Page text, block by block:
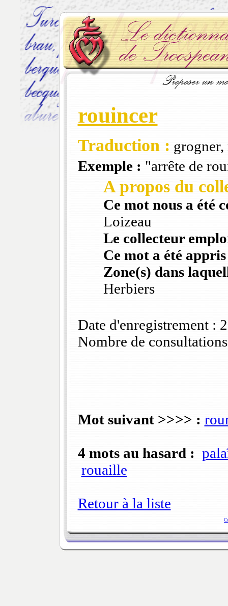
rouincer
Traduction :
Exemple : "arrête de
A propos du
Ce mot nous a été
Loizeau
Le collecteur
Ce mot a été
Zone(s) dans
Herbiers
Date d'enregistrement :
Nombre de
Mot suivant >>>> :
4 mots au hasard :
rouaille
Retour à la liste